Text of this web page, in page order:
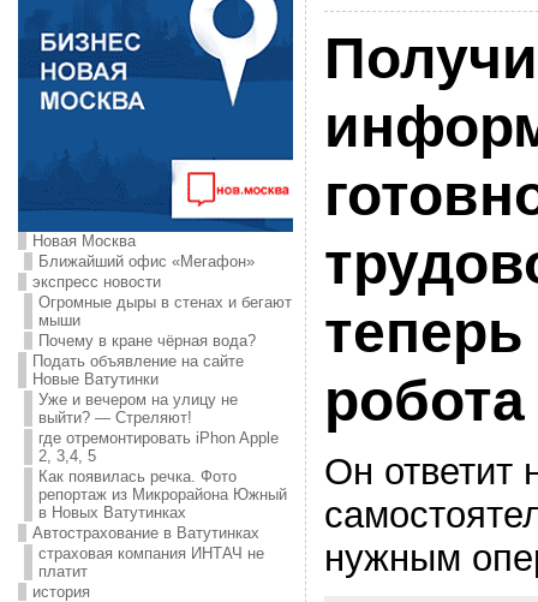
Новая Москва
Ближайший офис «Мегафон»
экспресс новости
Огромные дыры в стенах и бегают
мыши
Почему в кране чёрная вода?
Подать объявление на сайте
Новые Ватутинки
Уже и вечером на улицу не
выйти? — Стреляют!
где отремонтировать iPhon Apple
2, 3,4, 5
Как появилась речка. Фото
репортаж из Микрорайона Южный
в Новых Ватутинках
Автострахование в Ватутинках
страховая компания ИНТАЧ не
платит
история
робота
Он ответит
нужным